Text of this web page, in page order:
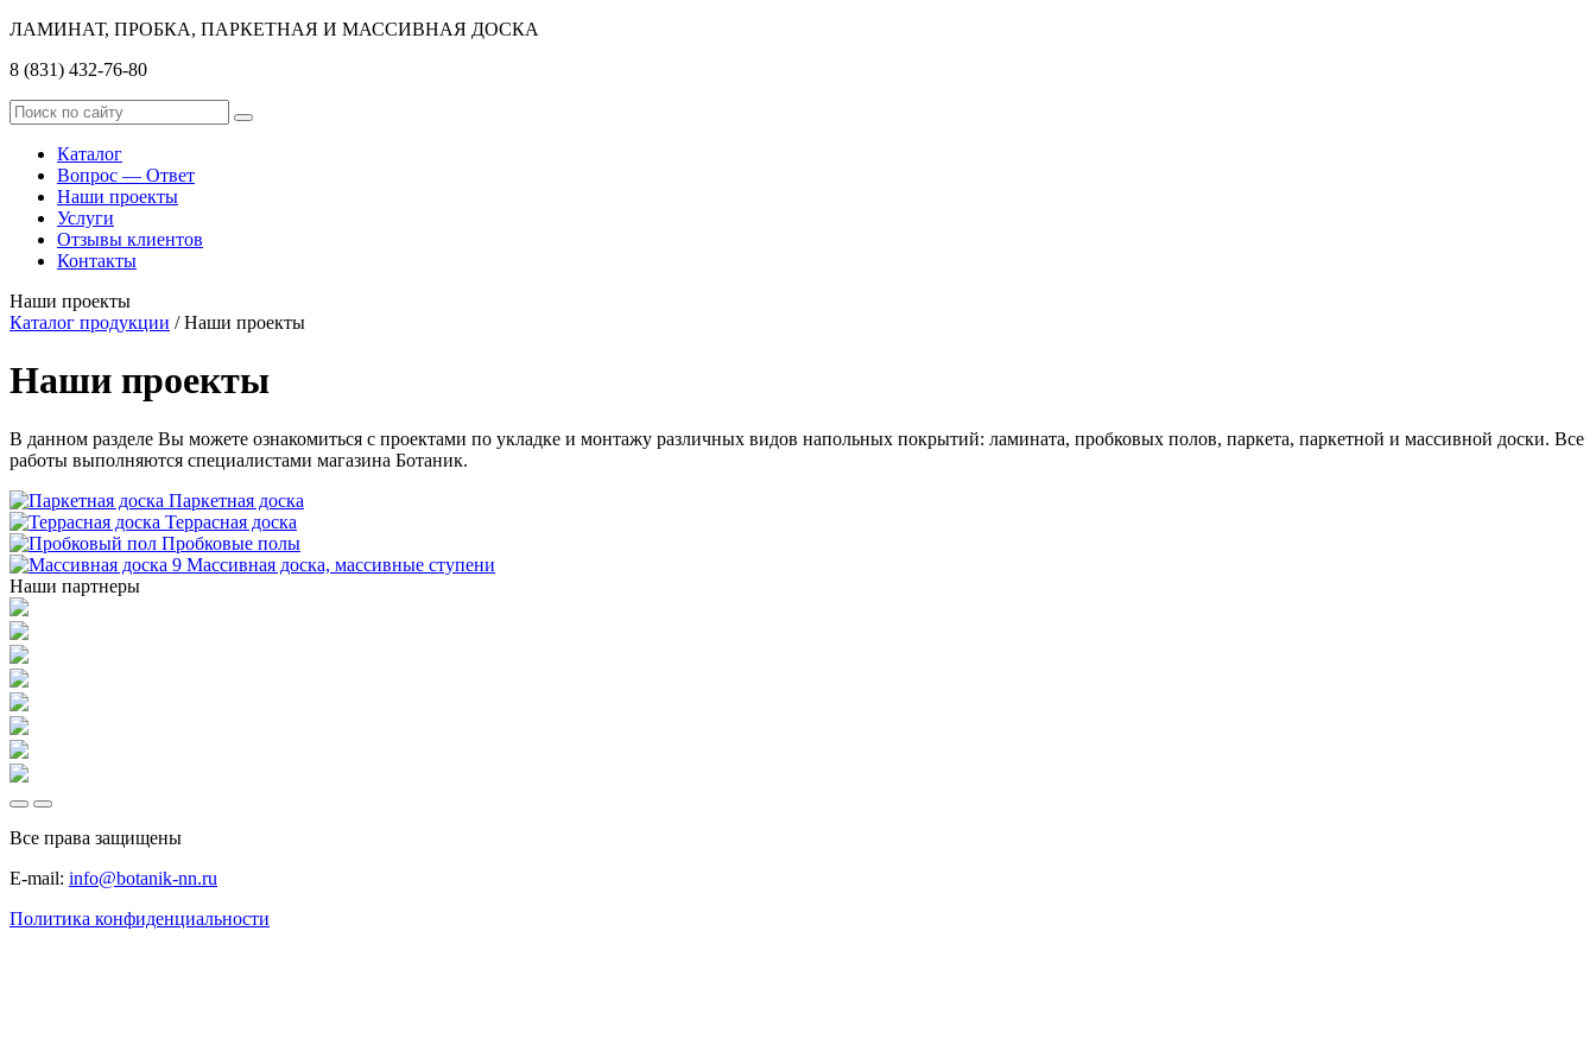
ЛАМИНАТ, ПРОБКА, ПАРКЕТНАЯ И МАССИВНАЯ ДОСКА
8 (831) 432-76-80
Каталог
Вопрос — Ответ
Наши проекты
Услуги
Отзывы клиентов
Контакты
Наши проекты
Каталог продукции /Наши проекты
Наши проекты
В данном разделе Вы можете ознакомиться с проектами по укладке и монтажу различных видов напольных покрытий: ламината, пробковых полов, паркета, паркетной и массивной доски. Все
работы выполняются специалистами магазина Ботаник.
Паркетная доска
Террасная доска
Пробковые полы
Массивная доска, массивные ступени
Наши партнеры
Все права защищены
E-mail: info@botanik-nn.ru
Политика конфиденциальности